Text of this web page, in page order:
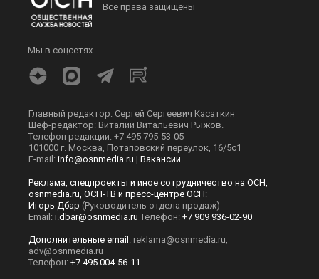
Все права защищены
Мы в соцсетях
Главный редактор: Сергей Сергеевич Касаткин
Шеф-редактор: Виталий Витальевич Рыжов.
Телефон редакции: +7 495 795-53-05
101000 г. Москва, Потаповский переулок, 16/5с1
E-mail: info@osnmedia.ru | Вакансии
Реклама, спецпроекты и иное сотрудничество на ОСН,
osnmedia.ru, ОСН-ТВ и пресс-центре ОСН:
Игорь Дбар (Руководитель отдела продаж)
Email: i.dbar@osnmedia.ru Телефон: +7 909 936-02-90
Дополнительные email: reklama@osnmedia.ru
adv@osnmedia.ru
Телефон: +7 495 004-56-11